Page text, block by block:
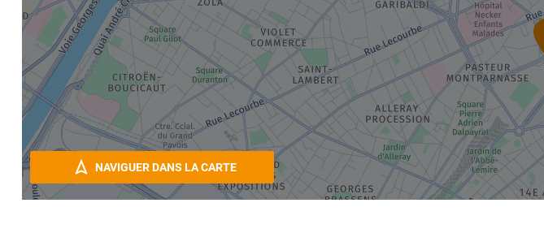
NAVIGUER DANS LA CARTE